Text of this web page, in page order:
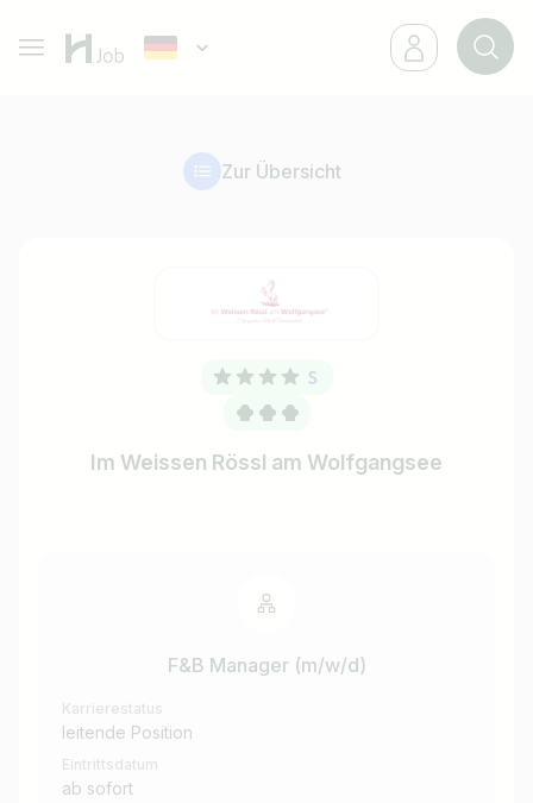
Zur Übersicht
Im Weissen Rössl am Wolfgangsee
F&B Manager (m/w/d)
Karrierestatus
leitende Position
Eintrittsdatum
ab sofort